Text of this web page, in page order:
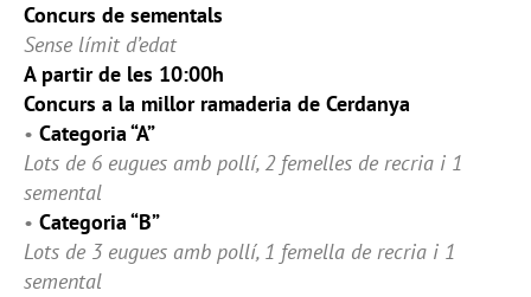
Concurs de sementals
Sense límit d’edat
A partir de les 10:00h
Concurs a la millor ramaderia de Cerdanya
• Categoria “A”
Lots de 6 eugues amb pollí, 2 femelles de recria i 1
semental
• Categoria “B”
Lots de 3 eugues amb pollí, 1 femella de recria i 1
semental